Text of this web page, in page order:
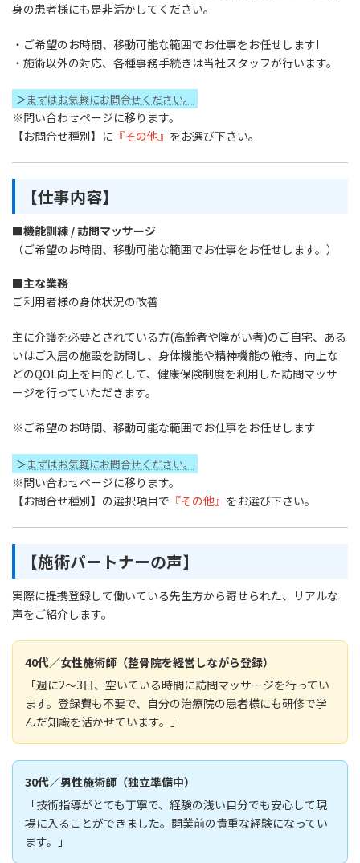
身の患者様にも是非活かしてください。
・ご希望のお時間、移動可能な範囲でお仕事をお任せします!
・施術以外の対応、各種事務手続きは当社スタッフが行います。
＞まずはお気軽にお問合せください。
※問い合わせページに移ります。
【お問合せ種別】に 『その他』 をお選び下さい。
【仕事内容】
■機能訓練 / 訪問マッサージ
（ご希望のお時間、移動可能な範囲でお仕事をお任せします。）
■主な業務
ご利用者様の身体状況の改善
主に介護を必要とされている方(高齢者や障がい者)のご自宅、ある
いはご入居の施設を訪問し、身体機能や精神機能の維持、向上な
どのQOL向上を目的として、健康保険制度を利用した訪問マッサ
ージを行っていただきます。
※ご希望のお時間、移動可能な範囲でお仕事をお任せします
＞まずはお気軽にお問合せください。
※問い合わせページに移ります。
【お問合せ種別】の選択項目で 『その他』 をお選び下さい。
【施術パートナーの声】
実際に提携登録して働いている先生方から寄せられた、リアルな
声をご紹介します。
40代／女性施術師（整骨院を経営しながら登録）
「週に2〜3日、空いている時間に訪問マッサージを行ってい
ます。登録費も不要で、自分の治療院の患者様にも研修で学
んだ知識を活かせています。」
30代／男性施術師（独立準備中）
「技術指導がとても丁寧で、経験の浅い自分でも安心して現
場に入ることができました。開業前の貴重な経験になってい
ます。」